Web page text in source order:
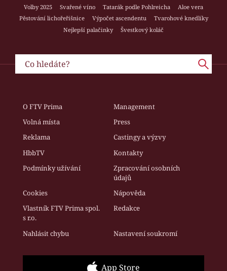
Volby 2025
Svařené víno Tatarák podle Pohlreicha
Aloe vera
Pěstování lichořeřišnice
Výpočet ascendentu
Tvarohové knedlíky
Nejlepší palačinky
Švestkový koláč
O FTV Prima
Management
Volná místa
Press
Reklama
Castingy a výzvy
HbbTV
Kontakty
Podmínky užívání
Zpracování osobních
údajů
Cookies
Nápověda
Vlastník FTV Prima spol.
s r.o.
Redakce
Nahlásit chybu Nastavení soukromí
App Store